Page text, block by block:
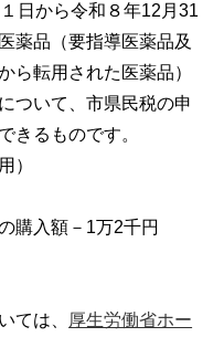
日から令和８年12月31
薬品（要指導医薬品及
ら転用された医薬品）
ついて、市県民税の申
きるものです。
）
購入額－1万2千円
ては、
厚生労働省ホー